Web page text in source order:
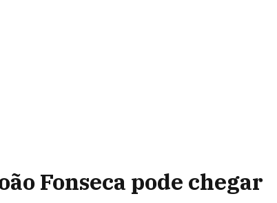
Fonseca pode chegar